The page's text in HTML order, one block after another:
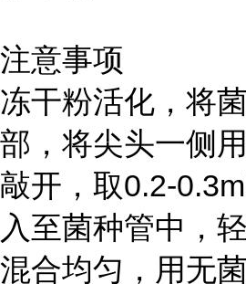
注意事项
冻干粉活化，将
部，将尖头一侧
敲开，取0.2-
入至菌种管中，
混合均匀，用无